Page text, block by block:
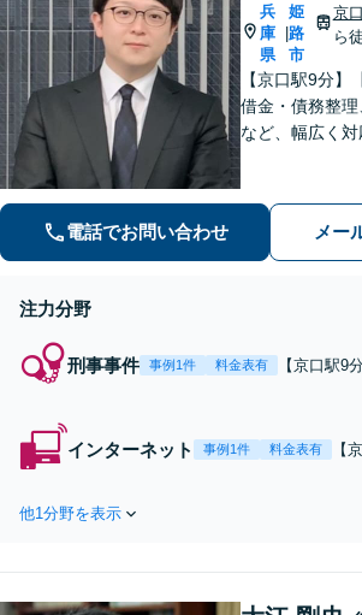
ご準備
兵
庫
県
姫
路
市
京
ら
【京口駅9分】
借金・債務整
など、幅広く対
ます。また、
情にも気を配
します。
電話でお問い合わせ メー
注力分野
刑事事件 事例1件 料金表有
【京口駅9
最善の解決
件に至った
インターネット 事例1件 料金表有
【
す
他1分野を表示